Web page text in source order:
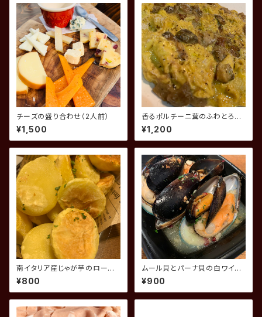
チーズの盛り合わせ（2人前）
¥1,500
香るポルチーニ茸のふわとろ卵
焼き
¥1,200
南イタリア産じゃが芋のロース
ト 白トリュフの香り
¥800
ムール貝とパーナ貝の白ワイン
蒸し
¥900